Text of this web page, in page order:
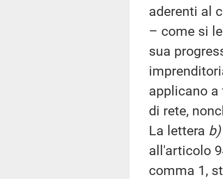
aderenti al
– come si
sua
applicano
di rete,
La lettera b)
all'articolo
comma 1,